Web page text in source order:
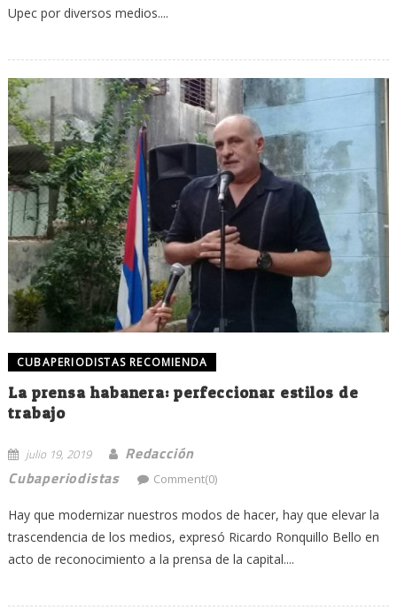
Upec por diversos medios....
CUBAPERIODISTAS RECOMIENDA
La prensa habanera: perfeccionar estilos de
trabajo
julio 19, 2019
Redacción
Cubaperiodistas
Comment(0)
Hay que modernizar nuestros modos de hacer, hay que elevar la
trascendencia de los medios, expresó Ricardo Ronquillo Bello en
acto de reconocimiento a la prensa de la capital....